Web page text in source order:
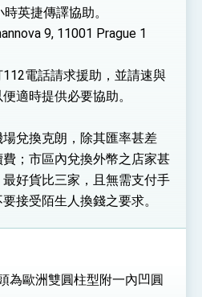
英捷傳譯協助。
9, 11001 Prague 1
電話請求援助，並請速與
適時提供必要協助。
兌換克朗，除其匯率甚差
；市區內兌換外幣之店家甚
好貨比三家，且無需支付手
接受陌生人換錢之要求。
為歐洲雙圓柱型附一內凹圓